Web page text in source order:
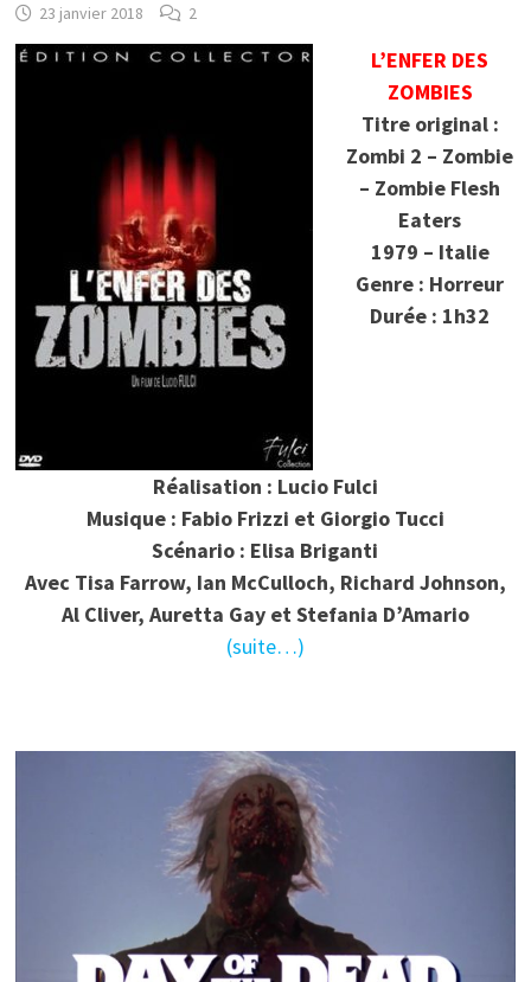
23 janvier 2018 2
L’ENFER DES
ZOMBIES
Titre original :
Zombi 2 – Zombie
– Zombie Flesh
Eaters
1979 – Italie
Genre : Horreur
Durée : 1h32
Réalisation : Lucio Fulci
Musique : Fabio Frizzi et Giorgio Tucci
Scénario : Elisa Briganti
Avec Tisa Farrow, Ian McCulloch, Richard Johnson,
Al Cliver, Auretta Gay et Stefania D’Amario
(suite…)